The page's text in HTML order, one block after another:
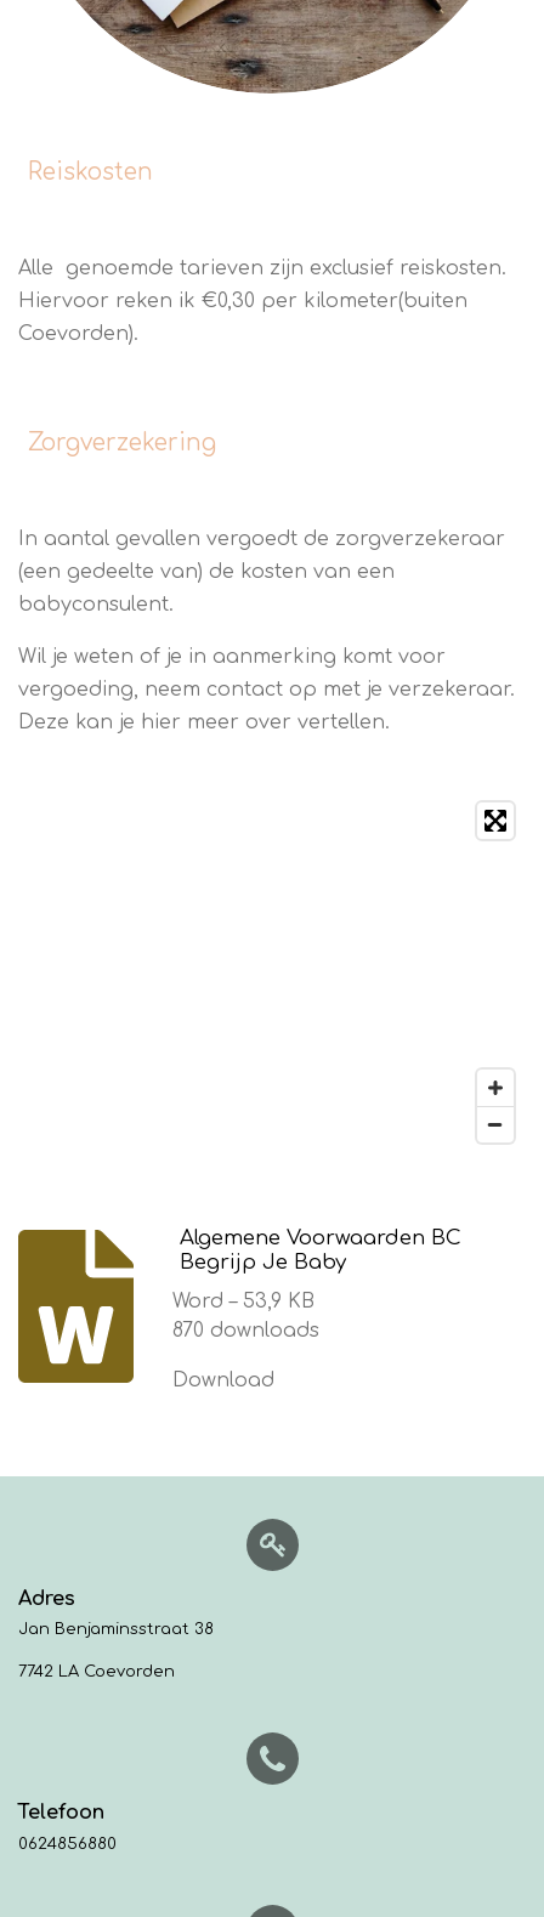
Reiskosten
Alle genoemde tarieven zijn exclusief reiskosten.
Hiervoor reken ik €0,30 per kilometer(buiten
Coevorden).
Zorgverzekering
In aantal gevallen vergoedt de zorgverzekeraar
(een gedeelte van) de kosten van een
babyconsulent.
Wil je weten of je in aanmerking komt voor
vergoeding, neem contact op met je verzekeraar.
Deze kan je hier meer over vertellen.
Algemene Voorwaarden BC
Begrijp Je Baby
Word – 53,9 KB
870 downloads
Download
Adres
Jan Benjaminsstraat 38
7742 LA Coevorden
Telefoon
0624856880